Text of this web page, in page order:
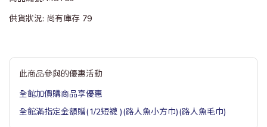
供貨狀況: 尚有庫存 79
此商品參與的優惠活動
全館加價購商品享優惠
全館滿指定金額贈(1/2短襪 )(路人魚小方巾)(路人魚毛巾)